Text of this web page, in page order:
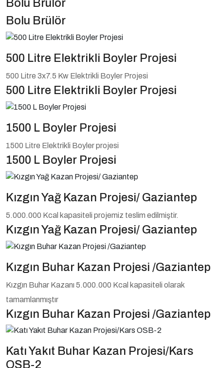
Bolu Brülör
Bolu Brülör
500 Litre Elektrikli Boyler Projesi
500 Litre 3x7.5 Kw Elektrikli Boyler Projesi
500 Litre Elektrikli Boyler Projesi
1500 L Boyler Projesi
1500 Litre Elektrikli Boyler projesi
1500 L Boyler Projesi
Kızgın Yağ Kazan Projesi/ Gaziantep
5.000.000 Kcal kapasiteli projemiz teslim edilmiştir.
Kızgın Yağ Kazan Projesi/ Gaziantep
Kızgın Buhar Kazan Projesi /Gaziantep
Kızgın Buhar Kazanı 5.000.000 Kcal kapasiteli olarak
tamamlanmıştır
Kızgın Buhar Kazan Projesi /Gaziantep
Katı Yakıt Buhar Kazan Projesi/Kars
OSB-2